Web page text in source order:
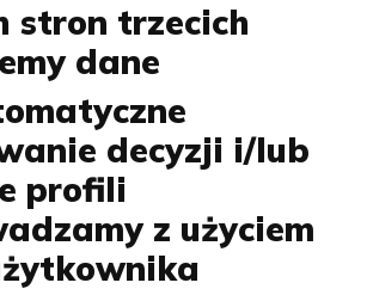
stron trzecich
dane
decyzji i/lub
profili
z użyciem